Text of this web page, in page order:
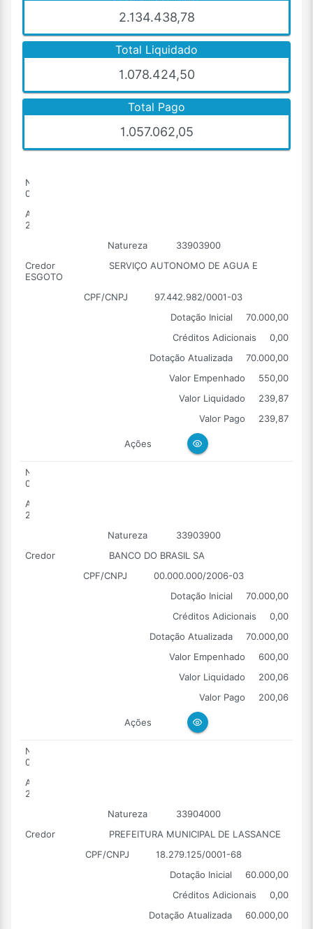
2.134.438,78
Total Liquidado
1.078.424,50
Total Pago
1.057.062,05
Número
0001
Ano
2026
Natureza
33903900
Credor
SERVIÇO AUTONOMO DE AGUA E
ESGOTO
CPF/CNPJ
97.442.982/0001-03
Dotação Inicial
70.000,00
Créditos Adicionais
0,00
Dotação Atualizada
70.000,00
Valor Empenhado
550,00
Valor Liquidado
239,87
Valor Pago
239,87
Ações
Número
0002
Ano
2026
Natureza
33903900
Credor
BANCO DO BRASIL SA
CPF/CNPJ
00.000.000/2006-03
Dotação Inicial
70.000,00
Créditos Adicionais
0,00
Dotação Atualizada
70.000,00
Valor Empenhado
600,00
Valor Liquidado
200,06
Valor Pago
200,06
Ações
Número
0003
Ano
2026
Natureza
33904000
Credor
PREFEITURA MUNICIPAL DE LASSANCE
CPF/CNPJ
18.279.125/0001-68
Dotação Inicial
60.000,00
Créditos Adicionais
0,00
Dotação Atualizada
60.000,00